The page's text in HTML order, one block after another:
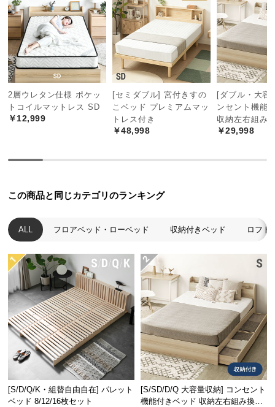
中
型
商
品
の
配
送
に
つ
型
商
品
の
送
に
つ
い
て
開
梱
置
サ
近い暮らしは気持ちが安らぎます。
安心してくつろげる高さ
床面が低いのでマットレスを敷いても高くなり過ぎ
ず、安心してくつろげます。お子様のいるご家庭に
も◎
床面の高さ 約1.2㎝
空間を広く見せるロースタイル
高さはわずか45㎝。ベッド全体を低く設計している
ため、圧迫感が少なくお部屋を広々と感じられま
す。
2層ウレタン仕様 ポケッ
トコイルマットレス SD
￥12,999
[セミダブル] 宮付きすの
こベッド プレミアムマッ
トレス付き
￥48,998
[ダブル・大容
ンセント機能
収納左右組み
￥29,998
この商品と同じカテゴリのランキング
ALL フロアベッド・ローベッド 収納付きベッド ロフト
[S/D/Q/K・組替自由自在] パレット
ベッド 8/12/16枚セット
[S/SD/D/Q 大容量収納] コンセント
機能付きベッド 収納左右組み換え